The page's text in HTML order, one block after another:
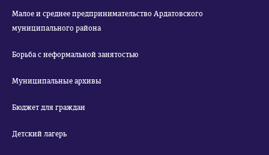
Малое и среднее предпринимательство Ардатовского
муниципального района
Борьба с неформальной занятостью
Муниципальные архивы
Бюджет для граждан
Детский лагерь